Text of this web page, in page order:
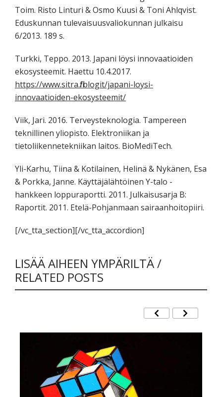
Toim. Risto Linturi & Osmo Kuusi & Toni Ahlqvist.
Eduskunnan tulevaisuusvaliokunnan julkaisu
6/2013. 189 s.
Turkki, Teppo. 2013. Japani löysi innovaatioiden
ekosysteemit. Haettu 10.4.2017.
https://www.sitra.fi/blogit/japani-loysi-
innovaatioiden-ekosysteemit/
Viik, Jari. 2016. Terveysteknologia. Tampereen
teknillinen yliopisto. Elektroniikan ja
tietoliikennetekniikan laitos. BioMediTech.
Yli-Karhu, Tiina & Kotilainen, Helinä & Nykänen, Esa
& Porkka, Janne. Käyttäjälähtöinen Y-talo -
hankkeen loppuraportti. 2011. Julkaisusarja B:
Raportit. 2011. Etelä-Pohjanmaan sairaanhoitopiiri.
[/vc_tta_section][/vc_tta_accordion]
LISÄÄ AIHEEN YMPÄRILTÄ /
RELATED POSTS